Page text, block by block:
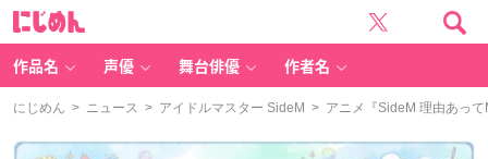
作品名 声優 舞台俳優 作者名
にじめん > ニュース > アイドルマスター SideM > アニメ『SideM 理由あっ